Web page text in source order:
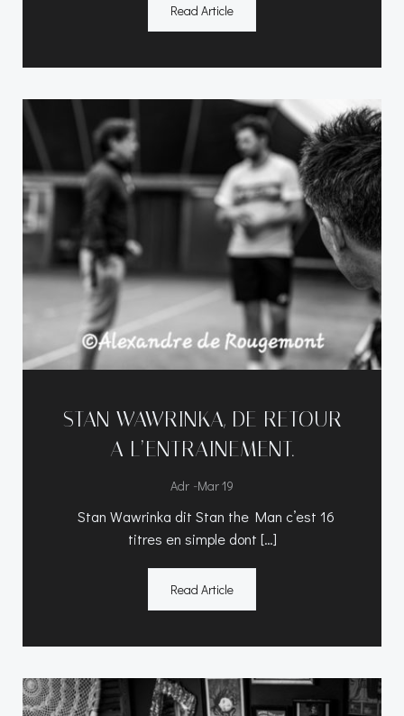
Read Article
STAN WAWRINKA, DE RETOUR
A L’ENTRAINEMENT.
Adr -Mar 19
Stan Wawrinka dit Stan the Man c’est 16
titres en simple dont […]
Read Article